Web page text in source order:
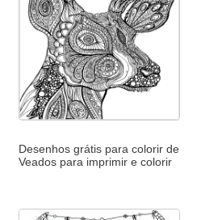
Desenhos grátis para colorir de
Veados para imprimir e colorir